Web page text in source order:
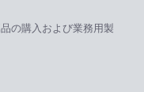
の購入および業務用製